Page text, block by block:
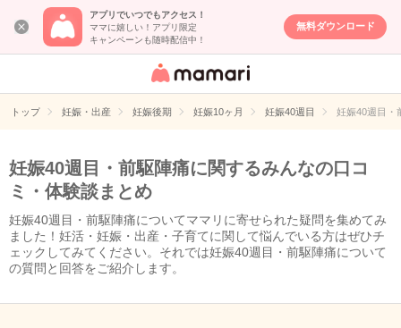
アプリでいつでもアクセス！
ママに嬉しい！アプリ限定
キャンペーンも随時配信中！
無料ダウンロード
女性専用匿名QA
イト
トップ 妊娠・出産 妊娠後期 妊娠10ヶ月 妊娠40週目 妊娠40週目
妊娠40週目・前駆陣痛に関するみんなの口コ
ミ・体験談まとめ
妊娠40週目・前駆陣痛についてママリに寄せられた疑問を集めてみ
ました！妊活・妊娠・出産・子育てに関して悩んでいる方はぜひチ
ェックしてみてください。それでは妊娠40週目・前駆陣痛について
の質問と回答をご紹介します。